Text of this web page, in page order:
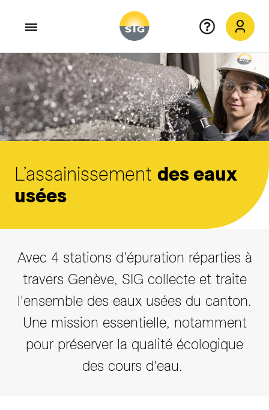
Aller au contenu principal
L’assainissement des eaux
usées
Avec 4 stations d'épuration réparties à
travers Genève, SIG collecte et traite
l'ensemble des eaux usées du canton.
Une mission essentielle, notamment
pour préserver la qualité écologique
des cours d'eau.